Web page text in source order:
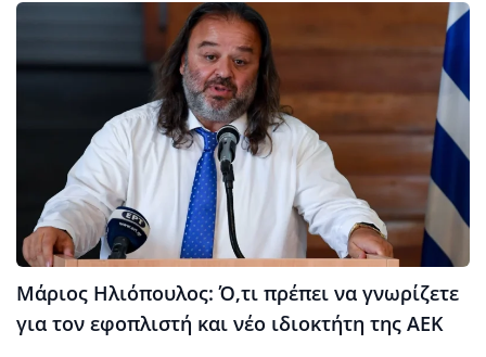
Μάριος Ηλιόπουλος: Ό,τι πρέπει να γνωρίζετε
για τον εφοπλιστή και νέο ιδιοκτήτη της ΑΕΚ